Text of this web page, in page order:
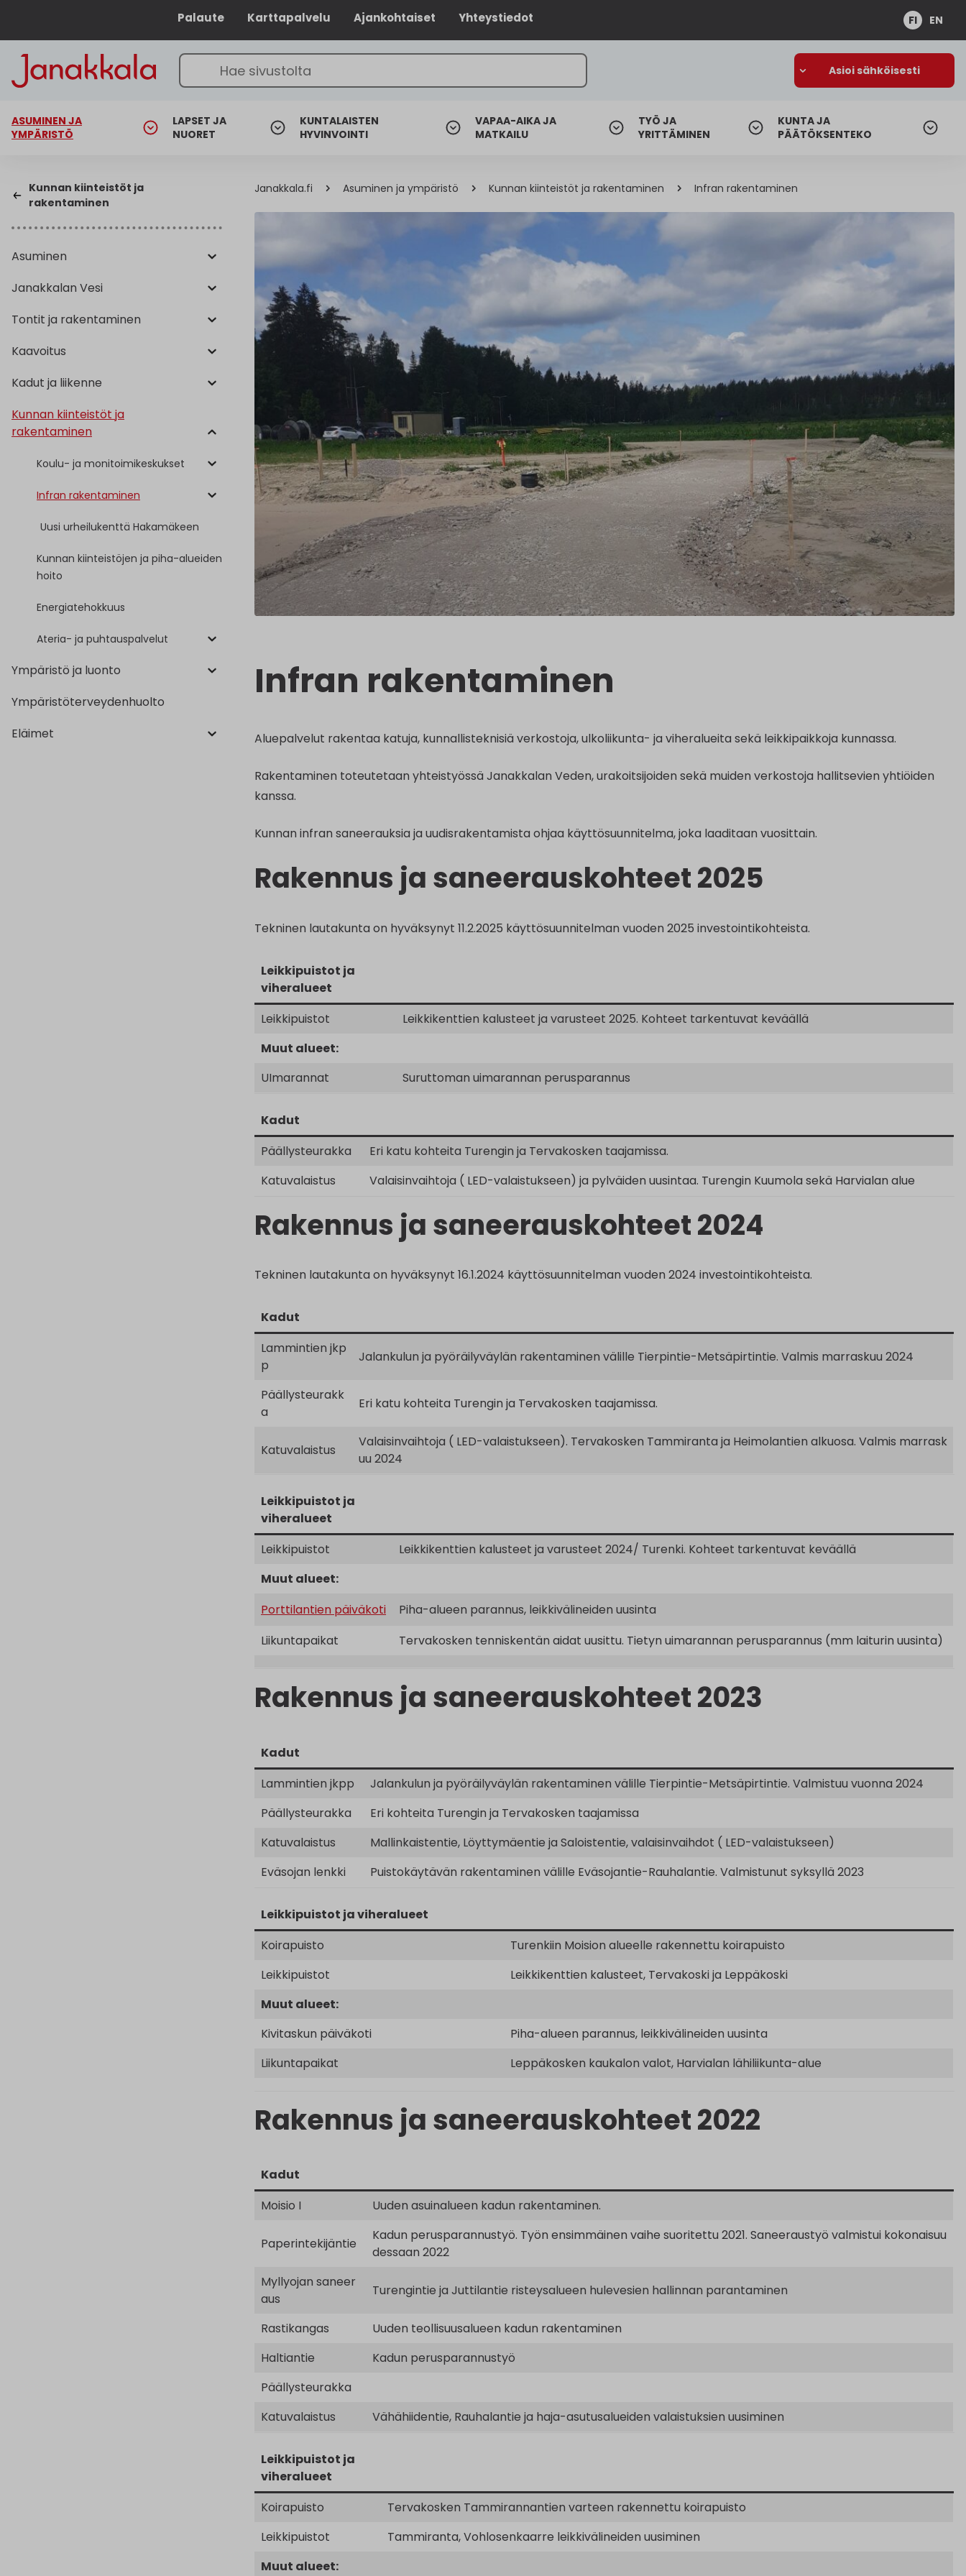
Palaute Karttapalvelu Ajankohtaiset Yhteystiedot FI EN
Asioi sähköisesti
ASUMINEN JA
YMPÄRISTÖ
LAPSET JA
NUORET
KUNTALAISTEN
HYVINVOINTI
VAPAA-AIKA JA
MATKAILU
TYÖ JA
YRITTÄMINEN
KUNTA JA
PÄÄTÖKSENTEKO
Kunnan kiinteistöt ja
rakentaminen
Asuminen
Janakkalan Vesi
Tontit ja rakentaminen
Kaavoitus
Kadut ja liikenne
Kunnan kiinteistöt ja
rakentaminen
Koulu- ja monitoimikeskukset
Infran rakentaminen
Uusi urheilukenttä Hakamäkeen
Kunnan kiinteistöjen ja piha-alueiden
hoito
Energiatehokkuus
Ateria- ja puhtauspalvelut
Ympäristö ja luonto
Ympäristöterveydenhuolto
Eläimet
Janakkala.fi Asuminen ja ympäristö Kunnan kiinteistöt ja rakentaminen Infran rakentaminen
Infran rakentaminen
Aluepalvelut rakentaa katuja, kunnallisteknisiä verkostoja, ulkoliikunta- ja viheralueita sekä leikkipaikkoja kunnassa.
Rakentaminen toteutetaan yhteistyössä Janakkalan Veden, urakoitsijoiden sekä muiden verkostoja hallitsevien yhtiöiden
kanssa.
Kunnan infran saneerauksia ja uudisrakentamista ohjaa käyttösuunnitelma, joka laaditaan vuosittain.
Rakennus ja saneerauskohteet 2025
Tekninen lautakunta on hyväksynyt 11.2.2025 käyttösuunnitelman vuoden 2025 investointikohteista.
Leikkipuistot ja
viheralueet
Leikkipuistot
Leikkikenttien kalusteet ja varusteet 2025. Kohteet tarkentuvat keväällä
Muut alueet:
UImarannat
Suruttoman uimarannan perusparannus
Kadut
Päällysteurakka
Eri katu kohteita Turengin ja Tervakosken taajamissa.
Katuvalaistus
Valaisinvaihtoja ( LED-valaistukseen) ja pylväiden uusintaa. Turengin Kuumola sekä Harvialan alue
Rakennus ja saneerauskohteet 2024
Tekninen lautakunta on hyväksynyt 16.1.2024 käyttösuunnitelman vuoden 2024 investointikohteista.
Kadut
Lammintien jkp
p
Jalankulun ja pyöräilyväylän rakentaminen välille Tierpintie-Metsäpirtintie. Valmis marraskuu 2024
Päällysteurakk
a
Eri katu kohteita Turengin ja Tervakosken taajamissa.
Katuvalaistus
Valaisinvaihtoja ( LED-valaistukseen). Tervakosken Tammiranta ja Heimolantien alkuosa. Valmis marrask
uu 2024
Leikkipuistot ja
viheralueet
Leikkipuistot
Leikkikenttien kalusteet ja varusteet 2024/ Turenki. Kohteet tarkentuvat keväällä
Muut alueet:
Porttilantien päiväkoti
Piha-alueen parannus, leikkivälineiden uusinta
Liikuntapaikat
Tervakosken tenniskentän aidat uusittu. Tietyn uimarannan perusparannus (mm laiturin uusinta)
Rakennus ja saneerauskohteet 2023
Kadut
Lammintien jkpp
Jalankulun ja pyöräilyväylän rakentaminen välille Tierpintie-Metsäpirtintie. Valmistuu vuonna 2024
Päällysteurakka
Eri kohteita Turengin ja Tervakosken taajamissa
Katuvalaistus
Mallinkaistentie, Löyttymäentie ja Saloistentie, valaisinvaihdot ( LED-valaistukseen)
Eväsojan lenkki
Puistokäytävän rakentaminen välille Eväsojantie-Rauhalantie. Valmistunut syksyllä 2023
Leikkipuistot ja viheralueet
Koirapuisto
Turenkiin Moision alueelle rakennettu koirapuisto
Leikkipuistot
Leikkikenttien kalusteet, Tervakoski ja Leppäkoski
Muut alueet:
Kivitaskun päiväkoti
Piha-alueen parannus, leikkivälineiden uusinta
Liikuntapaikat
Leppäkosken kaukalon valot, Harvialan lähiliikunta-alue
Rakennus ja saneerauskohteet 2022
Kadut
Moisio I
Uuden asuinalueen kadun rakentaminen.
Paperintekijäntie
Kadun perusparannustyö. Työn ensimmäinen vaihe suoritettu 2021. Saneeraustyö valmistui kokonaisuu
dessaan 2022
Myllyojan saneer
aus
Turengintie ja Juttilantie risteysalueen hulevesien hallinnan parantaminen
Rastikangas
Uuden teollisuusalueen kadun rakentaminen
Haltiantie
Kadun perusparannustyö
Päällysteurakka
Katuvalaistus
Vähähiidentie, Rauhalantie ja haja-asutusalueiden valaistuksien uusiminen
Leikkipuistot ja
viheralueet
Koirapuisto
Tervakosken Tammirannantien varteen rakennettu koirapuisto
Leikkipuistot
Tammiranta, Vohlosenkaarre leikkivälineiden uusiminen
Muut alueet: